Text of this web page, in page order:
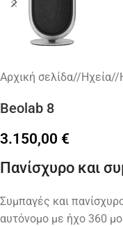
Αρχική σελίδα/ Ηχεία/
Beolab 8
3.150,00 €
Πανίσχυρο και
Συμπαγές και
αυτόνομο με ήχο 360